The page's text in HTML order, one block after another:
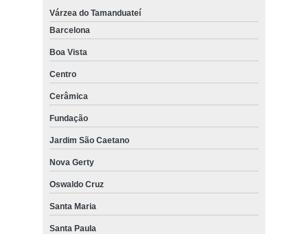
Várzea do Tamanduateí
Barcelona
Boa Vista
Centro
Cerâmica
Fundação
Jardim São Caetano
Nova Gerty
Oswaldo Cruz
Santa Maria
Santa Paula